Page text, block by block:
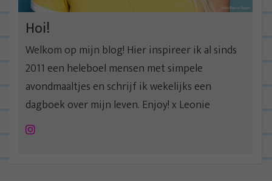
e
Hoi!
Welkom op mijn blog! Hier inspireer ik al sinds
2011 een heleboel mensen met simpele
avondmaaltjes en schrijf ik wekelijks een
dagboek over mijn leven. Enjoy! x Leonie
Instagram